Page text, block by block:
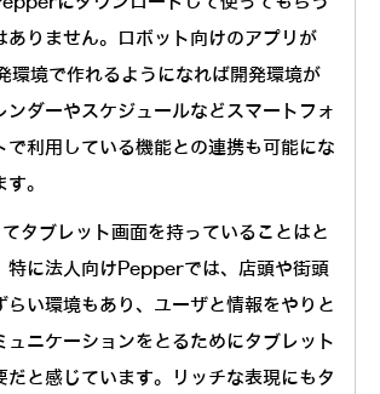
ありません。ロボット向けのアプリが
境で作れるようになれば開発環境が
ンダーやスケジュールなどスマートフォ
で利用している機能との連携も可能にな
。
タブレット画面を持っていることはと
特に法人向けPepperでは、店頭や街頭
らい環境もあり、ユーザと情報をやりと
ュニケーションをとるためにタブレット
だと感じています。リッチな表現にもタ